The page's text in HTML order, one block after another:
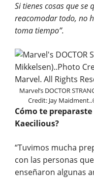
Si tienes cosas que
reacomodar todo, no
toma tiempo”.
Marvel’s DOCTOR
Credit: Jay
Cómo te
Kaecilious?
“Tuvimos mucha
con las personas
enseñaron algunas